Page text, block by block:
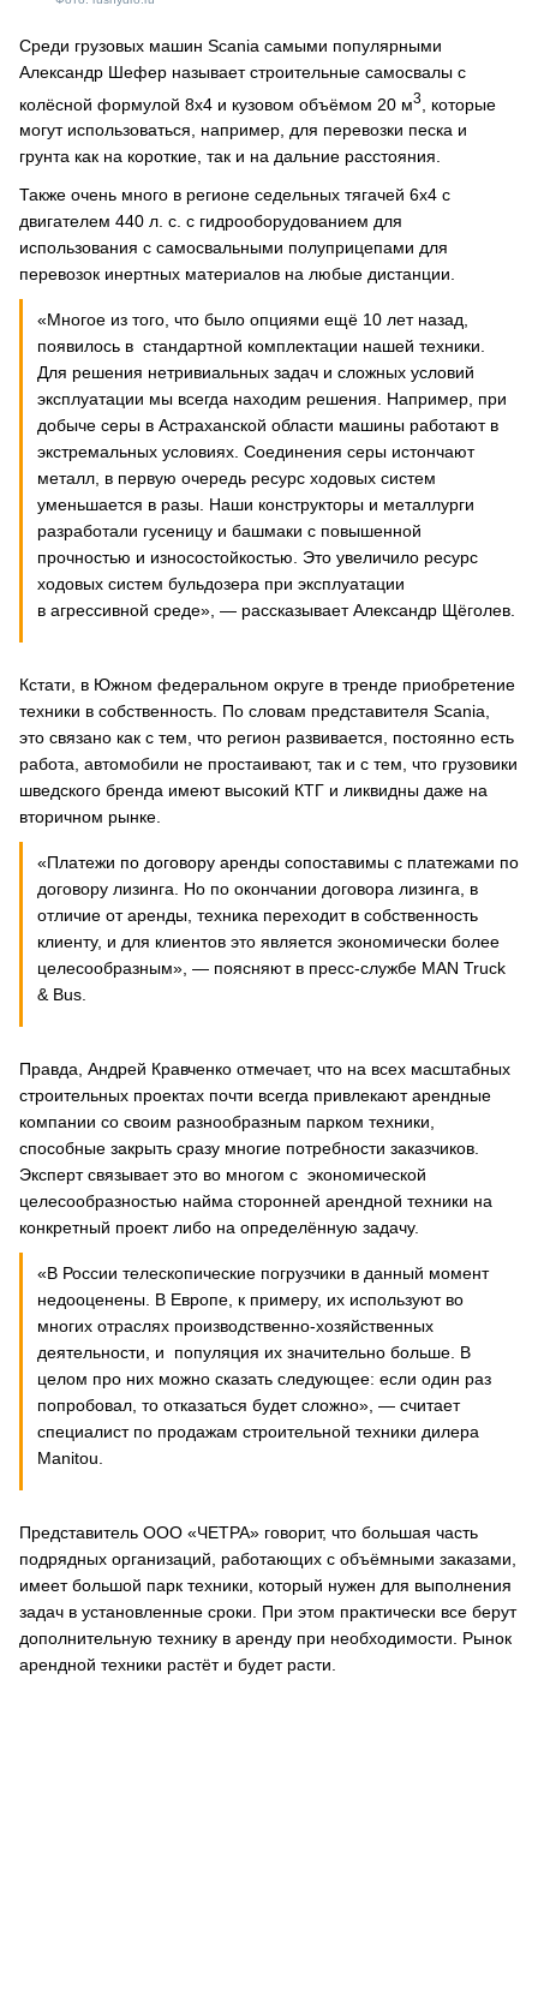
Среди грузовых машин Scania самыми популярными
Александр Шефер называет строительные самосвалы с
колёсной формулой 8х4 и кузовом объёмом 20 м3
, которые
могут использоваться, например, для перевозки песка и
грунта как на короткие, так и на дальние расстояния.
Также очень много в регионе седельных тягачей 6х4 с
двигателем 440 л. с. с гидрооборудованием для
использования с самосвальными полуприцепами для
перевозок инертных материалов на любые дистанции.
«Многое из того, что было опциями ещё 10 лет назад,
появилось в стандартной комплектации нашей техники.
Для решения нетривиальных задач и сложных условий
эксплуатации мы всегда находим решения. Например, при
добыче серы в Астраханской области машины работают в
экстремальных условиях. Соединения серы истончают
металл, в первую очередь ресурс ходовых систем
уменьшается в разы. Наши конструкторы и металлурги
разработали гусеницу и башмаки с повышенной
прочностью и износостойкостью. Это увеличило ресурс
ходовых систем бульдозера при эксплуатации
в агрессивной среде», — рассказывает Александр Щёголев.
Кстати, в Южном федеральном округе в тренде приобретение
техники в собственность. По словам представителя Scania,
это связано как с тем, что регион развивается, постоянно есть
работа, автомобили не простаивают, так и с тем, что грузовики
шведского бренда имеют высокий КТГ и ликвидны даже на
вторичном рынке.
«Платежи по договору аренды сопоставимы с платежами по
договору лизинга. Но по окончании договора лизинга, в
отличие от аренды, техника переходит в собственность
клиенту, и для клиентов это является экономически более
целесообразным», — поясняют в пресс-службе MAN Truck
& Bus.
Правда, Андрей Кравченко отмечает, что на всех масштабных
строительных проектах почти всегда привлекают арендные
компании со своим разнообразным парком техники,
способные закрыть сразу многие потребности заказчиков.
Эксперт связывает это во многом с экономической
целесообразностью найма сторонней арендной техники на
конкретный проект либо на определённую задачу.
«В России телескопические погрузчики в данный момент
недооценены. В Европе, к примеру, их используют во
многих отраслях производственно-хозяйственных
деятельности, и популяция их значительно больше. В
целом про них можно сказать следующее: если один раз
попробовал, то отказаться будет сложно», — считает
специалист по продажам строительной техники дилера
Manitou.
Представитель ООО «ЧЕТРА» говорит, что большая часть
подрядных организаций, работающих с объёмными заказами,
имеет большой парк техники, который нужен для выполнения
задач в установленные сроки. При этом практически все берут
дополнительную технику в аренду при необходимости. Рынок
арендной техники растёт и будет расти.